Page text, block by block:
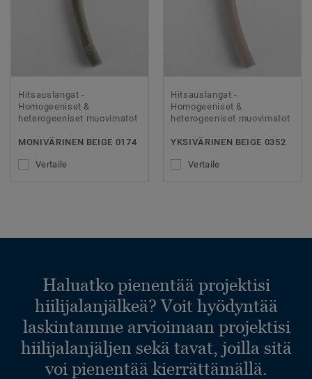
Hitsauslangat -
Homogeeniset &
heterogeeniset muovimatot
MONIVÄRINEN BEIGE 0174
Vertaile
Hitsauslangat -
Homogeeniset &
heterogeeniset muovimatot
YKSIVÄRINEN BEIGE 0352
Vertaile
Haluatko pienentää projektisi
hiilijalanjälkeä? Voit hyödyntää
laskintamme arvioimaan projektisi
hiilijalanjäljen sekä tavat, joilla sitä
voi pienentää kierrättämällä.